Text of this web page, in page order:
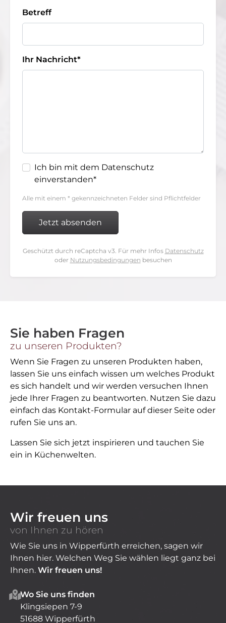
Betreff
Ihr Nachricht*
Ich bin mit dem Datenschutz
einverstanden*
Alle mit einem * gekennzeichneten Felder sind Pflichtfelder
Geschützt durch reCaptcha v3. Für mehr Infos Datenschutz
oder Nutzungsbedingungen besuchen
Sie haben Fragen
zu unseren Produkten?
Wenn Sie Fragen zu unseren Produkten haben,
lassen Sie uns einfach wissen um welches Produkt
es sich handelt und wir werden versuchen Ihnen
jede Ihrer Fragen zu beantworten. Nutzen Sie dazu
einfach das Kontakt-Formular auf dieser Seite oder
rufen Sie uns an.
Lassen Sie sich jetzt inspirieren und tauchen Sie
ein in Küchenwelten.
Wir freuen uns
von Ihnen zu hören
Wie Sie uns in Wipperfürth erreichen, sagen wir
Ihnen hier. Welchen Weg Sie wählen liegt ganz bei
Ihnen. Wir freuen uns!
Wo Sie uns finden
Klingsiepen 7-9
51688 Wipperfürth